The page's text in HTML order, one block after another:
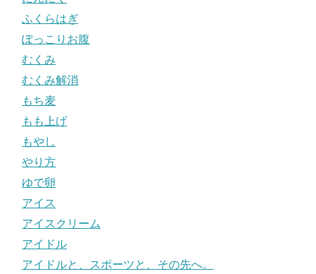
ふくらはぎ
ぽっこりお腹
むくみ
むくみ解消
もち麦
もも上げ
もやし
やり方
ゆで卵
アイス
アイスクリーム
アイドル
アイドルと、スポーツと、その先へ。